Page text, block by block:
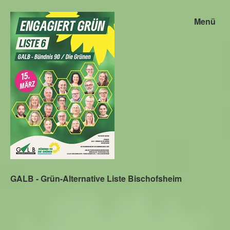
GALB - Grün-Alternative Liste Bischofsheim
Menü